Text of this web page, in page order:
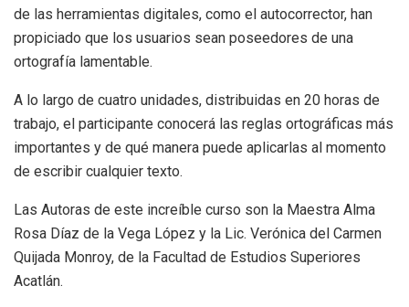
de las herramientas digitales, como el autocorrector, han
propiciado que los usuarios sean poseedores de una
ortografía lamentable.
A lo largo de cuatro unidades, distribuidas en 20 horas de
trabajo, el participante conocerá las reglas ortográficas más
importantes y de qué manera puede aplicarlas al momento
de escribir cualquier texto.
Las Autoras de este increíble curso son la Maestra Alma
Rosa Díaz de la Vega López y la Lic. Verónica del Carmen
Quijada Monroy, de la Facultad de Estudios Superiores
Acatlán.